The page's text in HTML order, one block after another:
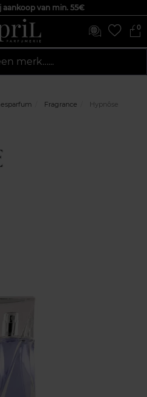
aankoop van min. 55€
0
merk…...
Fragrance Hypnôse